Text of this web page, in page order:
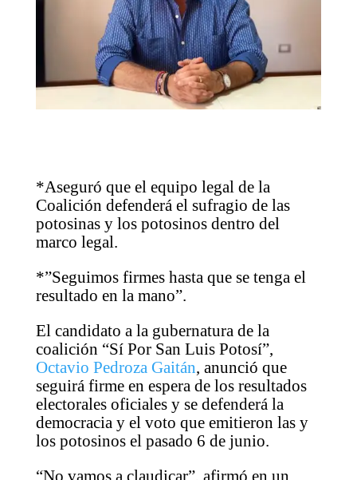
*Aseguró que el equipo legal de la
Coalición defenderá el sufragio de las
potosinas y los potosinos dentro del
marco legal.
*”Seguimos firmes hasta que se tenga el
resultado en la mano”.
El candidato a la gubernatura de la
coalición “Sí Por San Luis Potosí”,
Octavio Pedroza Gaitán, anunció que
seguirá firme en espera de los resultados
electorales oficiales y se defenderá la
democracia y el voto que emitieron las y
los potosinos el pasado 6 de junio.